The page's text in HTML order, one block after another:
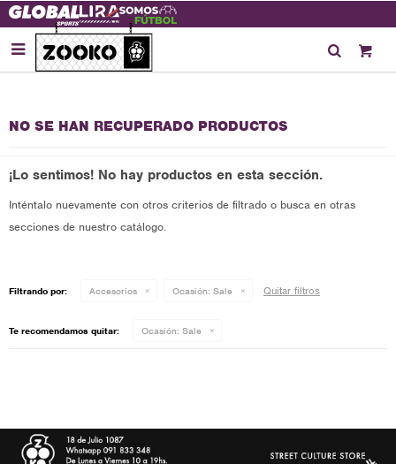

NO SE HAN RECUPERADO PRODUCTOS
¡Lo sentimos! No hay productos en esta sección.
Inténtalo nuevamente con otros criterios de filtrado o busca en otras
secciones de nuestro catálogo.
Filtrando por: Accesorios Ocasión: Sale Quitar filtros
Te recomendamos quitar: Ocasión: Sale